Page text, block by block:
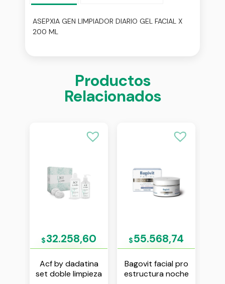
ASEPXIA GEN LIMPIADOR DIARIO GEL FACIAL X
200 ML
Productos
Relacionados
$32.258,60
Acf by dadatina
set doble limpieza
$55.568,74
Bagovit facial pro
estructura noche